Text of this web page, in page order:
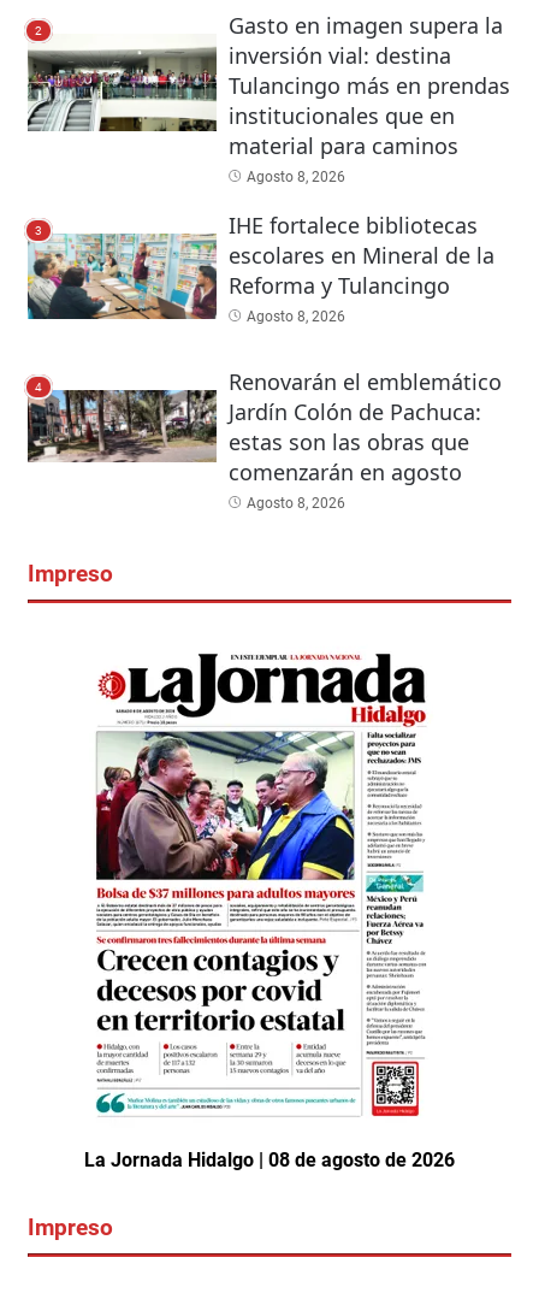
2
Gasto en imagen supera la
inversión vial: destina
Tulancingo más en prendas
institucionales que en
material para caminos
Agosto 8, 2026
3
IHE fortalece bibliotecas
escolares en Mineral de la
Reforma y Tulancingo
Agosto 8, 2026
4
Renovarán el emblemático
Jardín Colón de Pachuca:
estas son las obras que
comenzarán en agosto
Agosto 8, 2026
Impreso
La Jornada Hidalgo | 08 de agosto de 2026
Impreso